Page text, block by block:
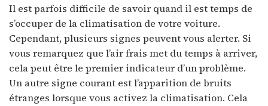
Il est parfois difficile de savoir quand il est temps de
s’occuper de la climatisation de votre voiture.
Cependant, plusieurs signes peuvent vous alerter. Si
vous remarquez que l’air frais met du temps à arriver,
cela peut être le premier indicateur d’un problème.
Un autre signe courant est l’apparition de bruits
étranges lorsque vous activez la climatisation. Cela